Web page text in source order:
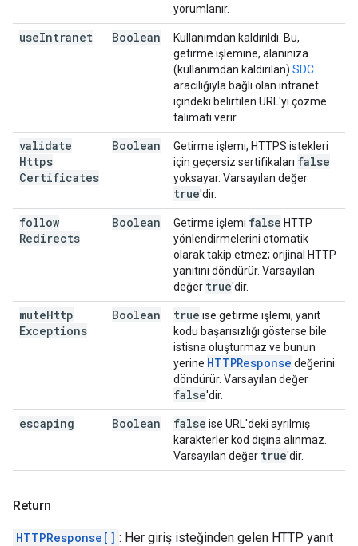
yorumlanır.
useIntranet Boolean
Kullanımdan kaldırıldı. Bu,
getirme işlemine, alanınıza
(kullanımdan kaldırılan) SDC
aracılığıyla bağlı olan intranet
içindeki belirtilen URL'yi çözme
talimatı verir.
validate
Https
Certificates
Boolean
Getirme işlemi, HTTPS istekleri
için geçersiz sertifikaları false
yoksayar. Varsayılan değer
true'dir.
follow
Redirects
Boolean Getirme işlemi false HTTP
yönlendirmelerini otomatik
olarak takip etmez; orijinal HTTP
yanıtını döndürür. Varsayılan
değer true'dir.
muteHttp
Exceptions
Boolean true ise getirme işlemi, yanıt
kodu başarısızlığı gösterse bile
istisna oluşturmaz ve bunun
yerine HTTPResponse değerini
döndürür. Varsayılan değer
false'dir.
escaping Boolean false ise URL'deki ayrılmış
karakterler kod dışına alınmaz.
Varsayılan değer true'dir.
Return
HTTPResponse[] : Her giriş isteğinden gelen HTTP yanıt